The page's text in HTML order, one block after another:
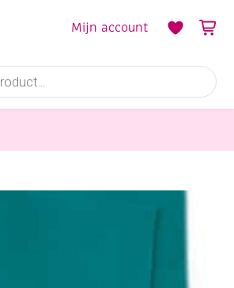
Mijn account